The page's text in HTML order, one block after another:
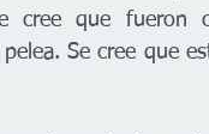
que fueron
Se cree que